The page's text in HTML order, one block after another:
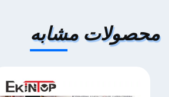
محصولات مشابه